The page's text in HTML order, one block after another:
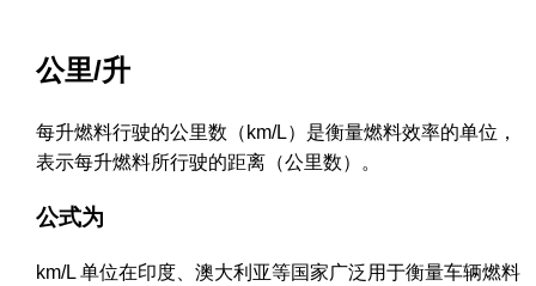
公里/升
每升燃料行驶的公里数（km/L）是衡量燃料效率的单位，
表示每升燃料所行驶的距离（公里数）。
公式为
km/L 单位在印度、澳大利亚等国家广泛用于衡量车辆燃料